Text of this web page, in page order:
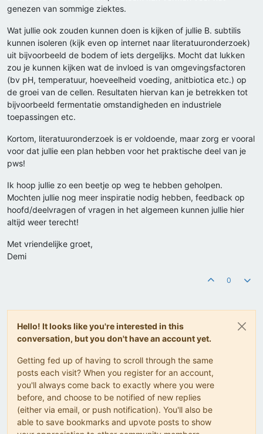
genezen van sommige ziektes.
Wat jullie ook zouden kunnen doen is kijken of jullie B. subtilis
kunnen isoleren (kijk even op internet naar literatuuronderzoek)
uit bijvoorbeeld de bodem of iets dergelijks. Mocht dat lukken
zou je kunnen kijken wat de invloed is van omgevingsfactoren
(bv pH, temperatuur, hoeveelheid voeding, anitbiotica etc.) op
de groei van de cellen. Resultaten hiervan kan je betrekken tot
bijvoorbeeld fermentatie omstandigheden en industriele
toepassingen etc.
Kortom, literatuuronderzoek is er voldoende, maar zorg er vooral
voor dat jullie een plan hebben voor het praktische deel van je
pws!
Ik hoop jullie zo een beetje op weg te hebben geholpen.
Mochten jullie nog meer inspiratie nodig hebben, feedback op
hoofd/deelvragen of vragen in het algemeen kunnen jullie hier
altijd weer terecht!
Met vriendelijke groet,
Demi
0
Hello! It looks like you're interested in this
conversation, but you don't have an account yet.
Getting fed up of having to scroll through the same
posts each visit? When you register for an account,
you'll always come back to exactly where you were
before, and choose to be notified of new replies
(either via email, or push notification). You'll also be
able to save bookmarks and upvote posts to show